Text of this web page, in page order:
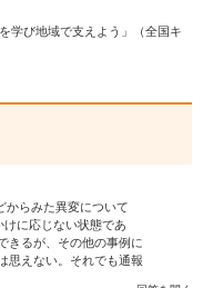
学び地域で支えよう」（全国キ
からみた異変について
に応じない状態であ
きるが、その他の事例に
思えない。それでも通報